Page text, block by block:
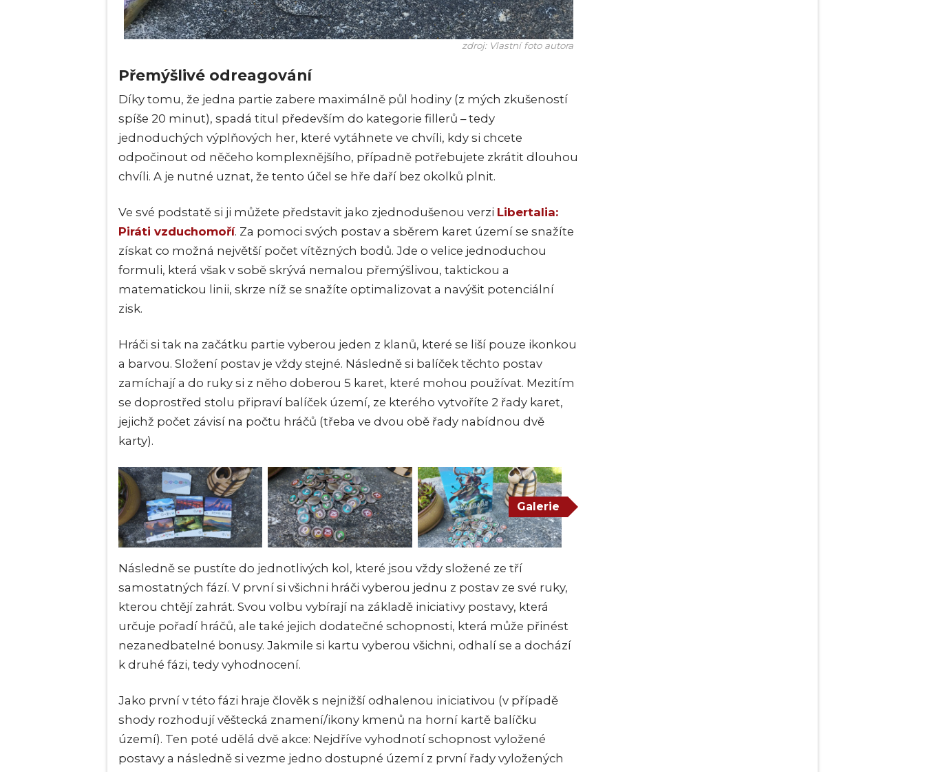
zdroj: Vlastní foto autora
Přemýšlivé odreagování
Díky tomu, že jedna partie zabere maximálně půl hodiny (z mých zkušeností
spíše 20 minut), spadá titul především do kategorie fillerů – tedy
jednoduchých výplňových her, které vytáhnete ve chvíli, kdy si chcete
odpočinout od něčeho komplexnějšího, případně potřebujete zkrátit dlouhou
chvíli. A je nutné uznat, že tento účel se hře daří bez okolků plnit.
Ve své podstatě si ji můžete představit jako zjednodušenou verzi Libertalia:
Piráti vzduchomoří. Za pomoci svých postav a sběrem karet území se snažíte
získat co možná největší počet vítězných bodů. Jde o velice jednoduchou
formuli, která však v sobě skrývá nemalou přemýšlivou, taktickou a
matematickou linii, skrze níž se snažíte optimalizovat a navýšit potenciální
zisk.
Hráči si tak na začátku partie vyberou jeden z klanů, které se liší pouze ikonkou
a barvou. Složení postav je vždy stejné. Následně si balíček těchto postav
zamíchají a do ruky si z něho doberou 5 karet, které mohou používat. Mezitím
se doprostřed stolu připraví balíček území, ze kterého vytvoříte 2 řady karet,
jejichž počet závisí na počtu hráčů (třeba ve dvou obě řady nabídnou dvě
karty).
Galerie
Následně se pustíte do jednotlivých kol, které jsou vždy složené ze tří
samostatných fází. V první si všichni hráči vyberou jednu z postav ze své ruky,
kterou chtějí zahrát. Svou volbu vybírají na základě iniciativy postavy, která
určuje pořadí hráčů, ale také jejich dodatečné schopnosti, která může přinést
nezanedbatelné bonusy. Jakmile si kartu vyberou všichni, odhalí se a dochází
k druhé fázi, tedy vyhodnocení.
Jako první v této fázi hraje člověk s nejnižší odhalenou iniciativou (v případě
shody rozhodují věštecká znamení/ikony kmenů na horní kartě balíčku
území). Ten poté udělá dvě akce: Nejdříve vyhodnotí schopnost vyložené
postavy a následně si vezme jedno dostupné území z první řady vyložených